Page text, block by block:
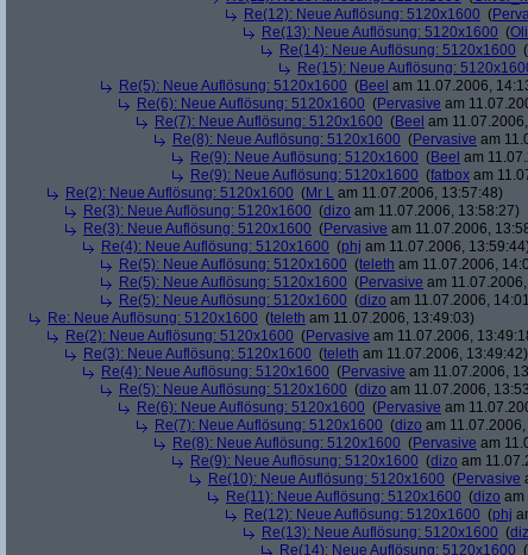
Re(12): Neue Auflösung: 5120x1600 (
Re(13): Neue Auflösung: 5120x1600 (
Re(14): Neue Auflösung: 5120x1600 (
Re(15): Neue Auflösung:
Re(5): Neue Auflösung: 5120x1600 (Beel am 11.07.2006,
Re(6): Neue Auflösung: 5120x1600 (Pervasive am
Re(7): Neue Auflösung: 5120x1600 (Beel am
Re(8): Neue Auflösung: 5120x1600 (Pervasive am
Re(9): Neue Auflösung: 5120x1600 (Beel am
Re(9): Neue Auflösung: 5120x1600 (fatbox am
Re(2): Neue Auflösung: 5120x1600 (Mr L am 11.07.2006, 13:57:48)
Re(3): Neue Auflösung: 5120x1600 (dizo am 11.07.2006, 13:58:27)
Re(3): Neue Auflösung: 5120x1600 (Pervasive am 11.07.2006,
Re(4): Neue Auflösung: 5120x1600 (phj am 11.07.2006, 13:59:44)
Re(5): Neue Auflösung: 5120x1600 (teleth am 11.07.2006,
Re(5): Neue Auflösung: 5120x1600 (Pervasive am
Re(5): Neue Auflösung: 5120x1600 (dizo am 11.07.2006,
Re: Neue Auflösung: 5120x1600 (teleth am 11.07.2006, 13:49:03)
Re(2): Neue Auflösung: 5120x1600 (Pervasive am 11.07.2006,
Re(3): Neue Auflösung: 5120x1600 (teleth am 11.07.2006, 13:49:42)
Re(4): Neue Auflösung: 5120x1600 (Pervasive am 11.07.2006,
Re(5): Neue Auflösung: 5120x1600 (dizo am 11.07.2006,
Re(6): Neue Auflösung: 5120x1600 (Pervasive am
Re(7): Neue Auflösung: 5120x1600 (dizo am
Re(8): Neue Auflösung: 5120x1600 (Pervasive am
Re(9): Neue Auflösung: 5120x1600 (dizo am
Re(10): Neue Auflösung: 5120x1600 (Pervasive
Re(11): Neue Auflösung: 5120x1600 (dizo am
Re(12): Neue Auflösung: 5120x1600 (phj
Re(13): Neue Auflösung: 5120x1600 (
Re(14): Neue Auflösung: 5120x1600 (